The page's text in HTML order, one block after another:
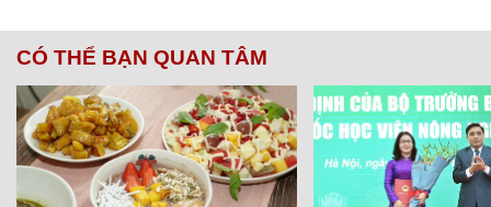
CÓ THỂ BẠN QUAN TÂM